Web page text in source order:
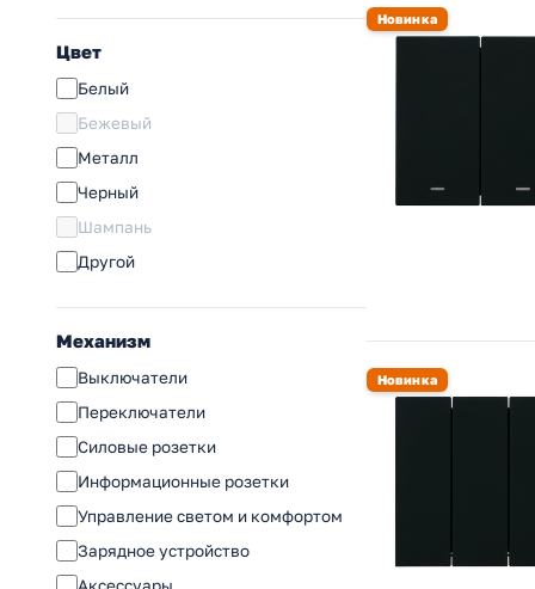
Accent (Intro)
Серия 12 (ЭРА)
Solo (ЭРА)
Plano (ЭРА)
Arktik (ЭРА)
Elegance (ЭРА)
Flite (IEK)
Цвет
Белый
Бежевый
Металл
Черный
Шампань
Другой
Механизм
Выключатели
Переключатели
Силовые розетки
Информационные розетки
Управление светом и комфортом
Зарядное устройство
Аксессуары
Новинка
Новинка